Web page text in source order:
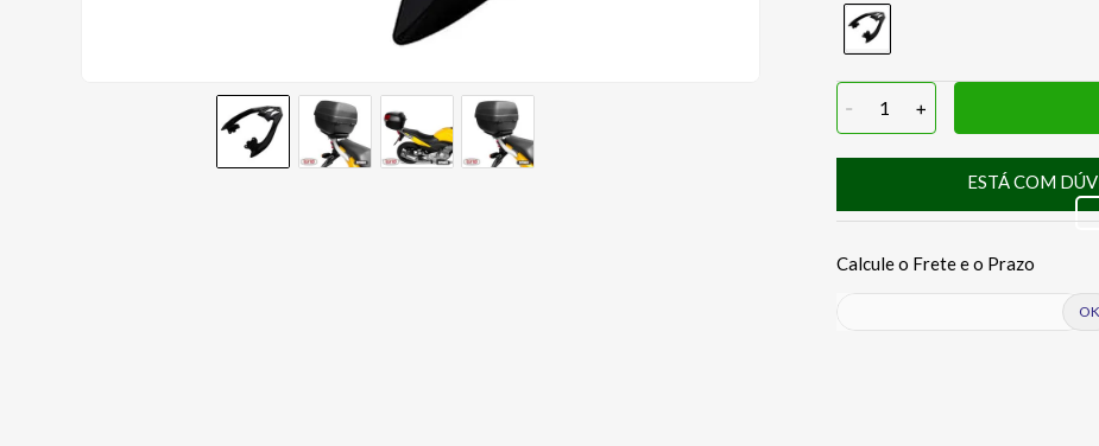
- 1 +
ESTÁ COM